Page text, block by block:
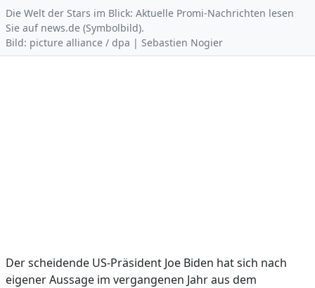
Die Welt der Stars im Blick: Aktuelle Promi-Nachrichten lesen
Sie auf news.de (Symbolbild).
Bild: picture alliance / dpa | Sebastien Nogier
Der scheidende US-Präsident Joe Biden hat sich nach
eigener Aussage im vergangenen Jahr aus dem